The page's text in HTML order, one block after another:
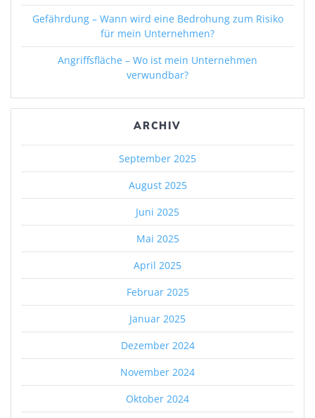
Gefährdung – Wann wird eine Bedrohung zum Risiko
für mein Unternehmen?
Angriffsfläche – Wo ist mein Unternehmen
verwundbar?
ARCHIV
September 2025
August 2025
Juni 2025
Mai 2025
April 2025
Februar 2025
Januar 2025
Dezember 2024
November 2024
Oktober 2024